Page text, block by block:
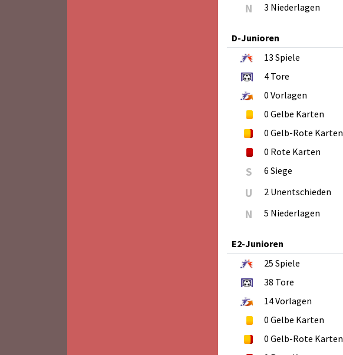
N 3 Niederlagen
D-Junioren
13 Spiele
4 Tore
0 Vorlagen
0 Gelbe Karten
0 Gelb-Rote Karten
0 Rote Karten
S 6 Siege
U 2 Unentschieden
N 5 Niederlagen
E2-Junioren
25 Spiele
38 Tore
14Vorlagen
0 Gelbe Karten
0 Gelb-Rote Karten